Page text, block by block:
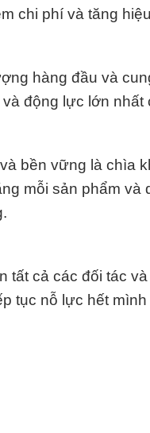
chi phí và tăng
hàng đầu và
động lực lớn nhất
bền vững là chìa
mỗi sản phẩm
cả các đối tác
tục nỗ lực hết